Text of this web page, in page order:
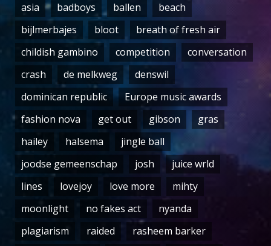
asia
badboys ballen
beach
bijlmerbajes
bloot
breath of fresh air
childish gambino
competition
conversation
crash
de melkweg
denswil
dominican republic
Europe music awards
fashion nova
get out gibson
gras
hailey
halsema
jingle ball
joodse gemeenschap
josh
juice wrld
lines
lovejoy love more
mihty
moonlight
no fakes act
nyanda
plagiarism
raided rasheem barker